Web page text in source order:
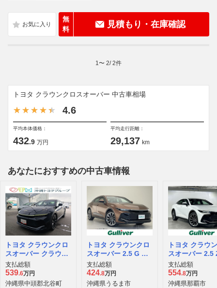
無
料
見積もり・在庫確認
1 〜 2/2件
トヨタ クラウンクロスオーバー 中古車相場
4.6
平均本体価格：
432.9 万円
平均走行距離：
29,137 km
あなたにおすすめの中古車情報
トヨタ クラウンクロ
スオーバー クラウン
HEVクロスオーバー
アドバ
支払総額
539.6万円
沖縄県中頭郡北谷町
トヨタ クラウンクロ
スオーバー 2.5 G ア
ドバンスト レザー パ
ッケージ E-Four 4W
D
支払総額
424.8万円
沖縄県うるま市
トヨタ クラウ
スオーバー 2.5
our 4WD
支払総額
554.8万円
沖縄県那覇市